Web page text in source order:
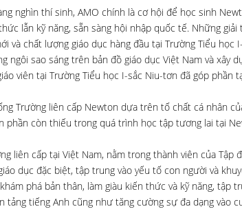
nghìn thí sinh, AMO chính là cơ hội để học sinh
lẫn kỹ năng, sẵn sàng hội nhập quốc tế. Những
và chất lượng giáo dục hàng đầu tại Trường Tiểu học
ngôi sao sáng trên bản đồ giáo dục Việt Nam và xây
viên tại Trường Tiểu học I-sắc Niu-tơn đã góp phần
Trường liên cấp Newton dựa trên tố chất cá nhân
còn thiếu trong quá trình học tập tương lai tại
liên cấp tại Việt Nam, nằm trong thành viên của Tập
dục đặc biệt, tập trung vào yếu tố con người và
phá bản thân, làm giàu kiến thức và kỹ năng, tập
tảng tiếng Anh cũng như tăng cường sự đa dạng vào